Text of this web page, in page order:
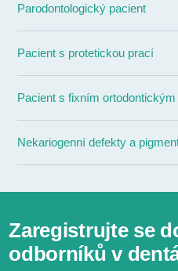
Parodontologický pacient
Pacient s protetickou prací
Pacient s fixním ortodontickým
Nekariogenní defekty a
Zaregistrujte se
odborníků v